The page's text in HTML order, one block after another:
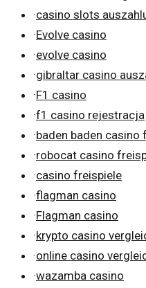
·casino slots
·Evolve casino
·evolve casino
·gibraltar casino
·F1 casino
·f1 casino rejestracja
·baden baden casino
·robocat casino
·casino freispiele
·flagman casino
·Flagman casino
·krypto casino
·online casino
·wazamba casino